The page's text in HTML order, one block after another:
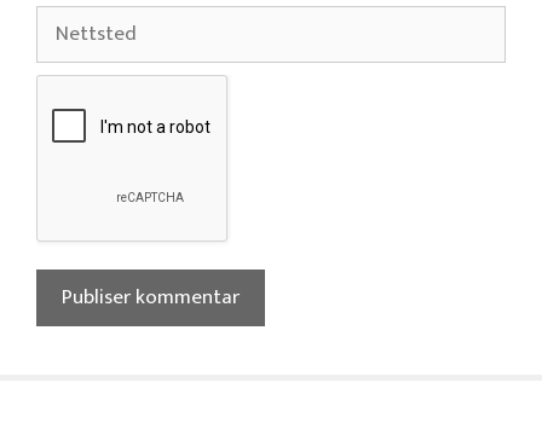
Nettsted